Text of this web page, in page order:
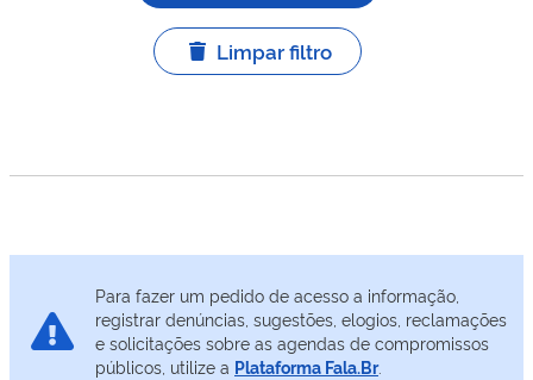
Limpar filtro
Para fazer um pedido de acesso a informação,
registrar denúncias, sugestões, elogios, reclamações
e solicitações sobre as agendas de compromissos
públicos, utilize a Plataforma Fala.Br.